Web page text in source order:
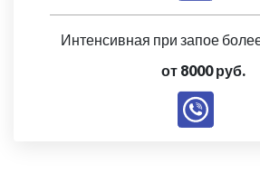
Интенсивная при запое
от 8000 руб.